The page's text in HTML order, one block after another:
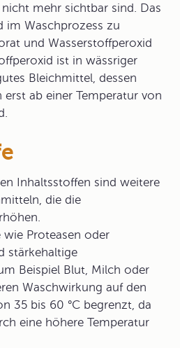
mehr sichtbar sind. Das
im Waschprozess zu
und Wasserstoffperoxid
ist in wässriger
Bleichmittel, dessen
ab einer Temperatur von
Inhaltsstoffen sind weitere
die die
wie Proteasen oder
stärkehaltige
Beispiel Blut, Milch oder
Waschwirkung auf den
35 bis 60 °C begrenzt, da
eine höhere Temperatur